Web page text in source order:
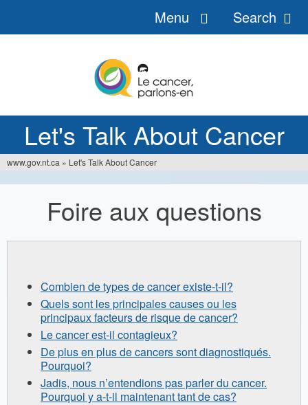
Let's Talk About Cancer
Menu Search
You
www.gov.nt.ca » Let's Talk About Cancer
Foire aux questions
Combien de types de cancer existe-t-il?
Quels sont les principales causes ou les
principaux facteurs de risque de cancer?
Le cancer est-il contagieux?
De plus en plus de cancers sont diagnostiqués.
Pourquoi?
Jadis, nous n’entendions pas parler du cancer.
Pourquoi y a-t-il maintenant tant de cas?